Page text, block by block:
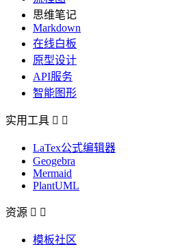
思维笔记
Markdown
在线白板
原型设计
API服务
智能图形
实用工具  
LaTex公式编辑器
Geogebra
Mermaid
PlantUML
资源  
模板社区